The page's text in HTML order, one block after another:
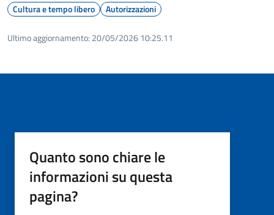
Cultura e tempo libero Autorizzazioni
Ultimo aggiornamento: 20/05/2026 10:25.11
Quanto sono chiare le
informazioni su questa
pagina?